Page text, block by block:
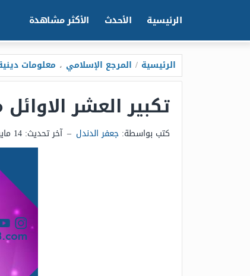
الرئيسية الأحدث الأكثر مشاهدة
الرئيسية / المرجع الإسلامي ، معلومات
تكبير العشر
كتب بواسطة: جعفر الدندل – آخر تحديث: 14 مايو 2026 - 1:02ص